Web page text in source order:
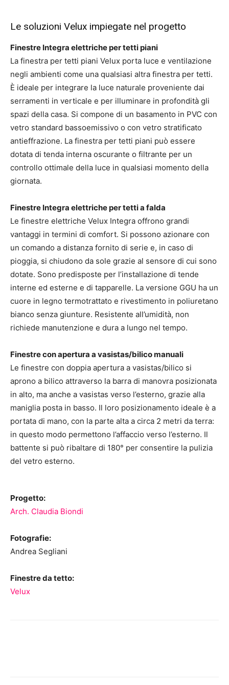
Le soluzioni Velux impiegate nel progetto
Finestre Integra elettriche per tetti piani
La finestra per tetti piani Velux porta luce e ventilazione
negli ambienti come una qualsiasi altra finestra per tetti.
È ideale per integrare la luce naturale proveniente dai
serramenti in verticale e per illuminare in profondità gli
spazi della casa. Si compone di un basamento in PVC con
vetro standard bassoemissivo o con vetro stratificato
antieffrazione. La finestra per tetti piani può essere
dotata di tenda interna oscurante o filtrante per un
controllo ottimale della luce in qualsiasi momento della
giornata.
Finestre Integra elettriche per tetti a falda
Le finestre elettriche Velux Integra offrono grandi
vantaggi in termini di comfort. Si possono azionare con
un comando a distanza fornito di serie e, in caso di
pioggia, si chiudono da sole grazie al sensore di cui sono
dotate. Sono predisposte per l’installazione di tende
interne ed esterne e di tapparelle. La versione GGU ha un
cuore in legno termotrattato e rivestimento in poliuretano
bianco senza giunture. Resistente all’umidità, non
richiede manutenzione e dura a lungo nel tempo.
Finestre con apertura a vasistas/bilico manuali
Le finestre con doppia apertura a vasistas/bilico si
aprono a bilico attraverso la barra di manovra posizionata
in alto, ma anche a vasistas verso l’esterno, grazie alla
maniglia posta in basso. Il loro posizionamento ideale è a
portata di mano, con la parte alta a circa 2 metri da terra:
in questo modo permettono l’affaccio verso l’esterno. Il
battente si può ribaltare di 180° per consentire la pulizia
del vetro esterno.
Progetto:
Arch. Claudia Biondi
Fotografie:
Andrea Segliani
Finestre da tetto:
Velux